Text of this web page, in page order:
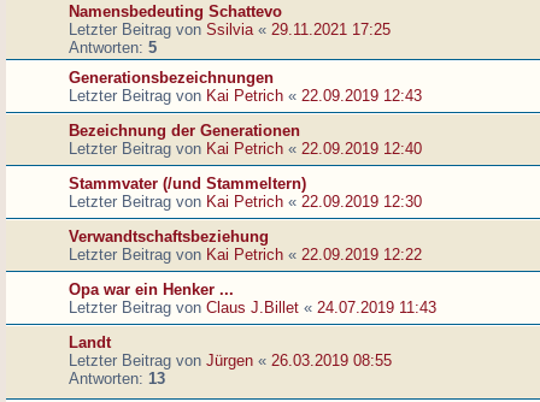
Namensbedeuting Schattevo
Letzter Beitrag von Ssilvia « 29.11.2021 17:25
Antworten: 5
Generationsbezeichnungen
Letzter Beitrag von Kai Petrich « 22.09.2019 12:43
Bezeichnung der Generationen
Letzter Beitrag von Kai Petrich « 22.09.2019 12:40
Stammvater (/und Stammeltern)
Letzter Beitrag von Kai Petrich « 22.09.2019 12:30
Verwandtschaftsbeziehung
Letzter Beitrag von Kai Petrich « 22.09.2019 12:22
Opa war ein Henker ...
Letzter Beitrag von Claus J.Billet « 24.07.2019 11:43
Landt
Letzter Beitrag von Jürgen « 26.03.2019 08:55
Antworten: 13